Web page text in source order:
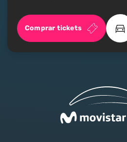
Comprar tickets